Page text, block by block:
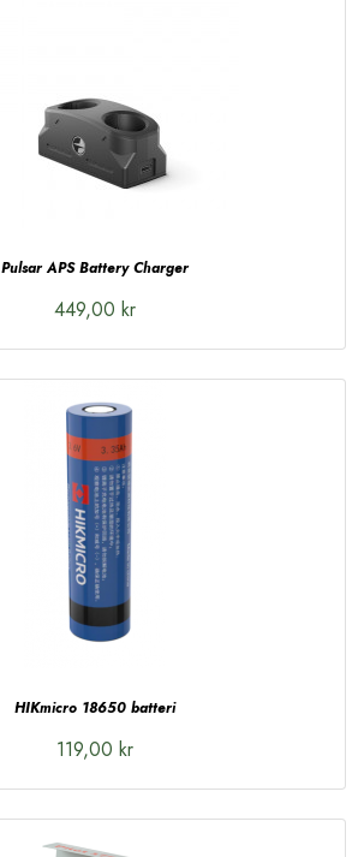
Pulsar APS Battery Charger
449,00 kr
HIKmicro 18650 batteri
119,00 kr